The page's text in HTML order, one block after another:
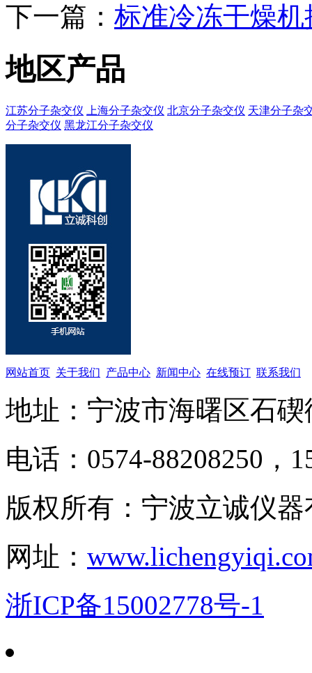
下一篇： 标准冷冻干燥机
地区产品
江苏分子杂交仪 上海分子杂交仪 北京分子杂交仪 天津分子杂
分子杂交仪 黑龙江分子杂交仪
网站首页 关于我们 产品中心 新闻中心 在线预订 联系我们
地址：宁波市海曙区石
电话：0574-88208250，
版权所有：宁波立诚仪
网址：
浙ICP备15002778号-1